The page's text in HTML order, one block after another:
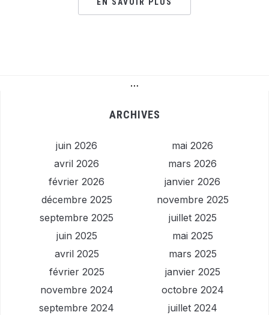
…
ARCHIVES
juin 2026
mai 2026
avril 2026
mars 2026
février 2026
janvier 2026
décembre 2025
novembre 2025
septembre 2025
juillet 2025
juin 2025
mai 2025
avril 2025
mars 2025
février 2025
janvier 2025
novembre 2024
octobre 2024
septembre 2024
juillet 2024